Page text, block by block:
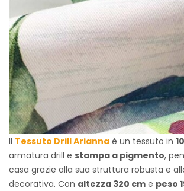
Il Tessuto Drill Arianna è un tessuto in
armatura drill e stampa a pigmento,
casa grazie alla sua struttura robusta e
decorativa. Con altezza 320 cm e peso